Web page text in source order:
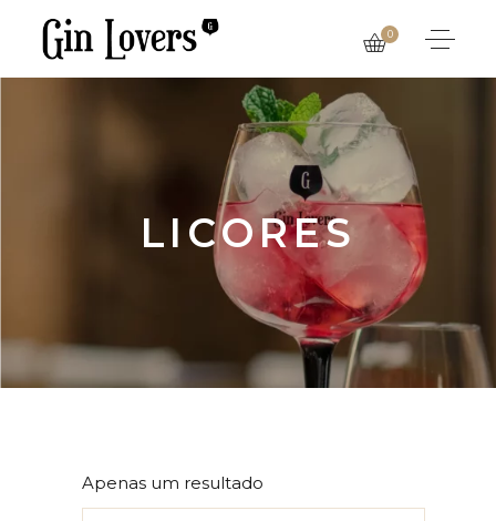
0
LICORES
Apenas um resultado